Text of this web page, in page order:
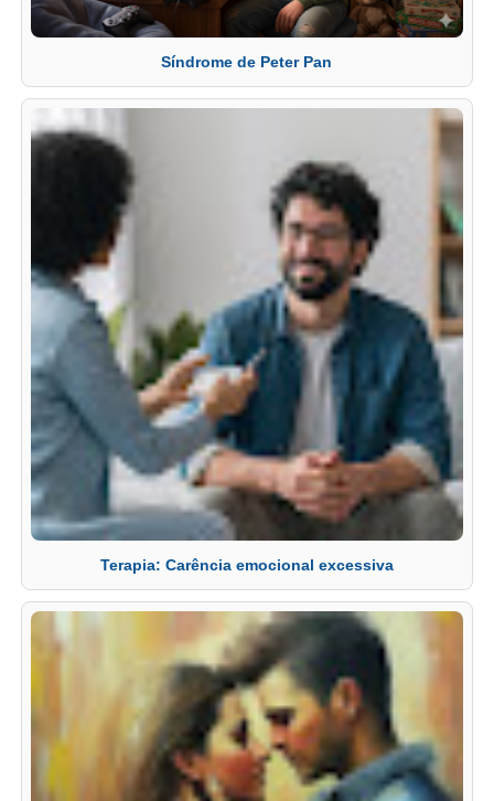
Síndrome de Peter Pan
Terapia: Carência emocional excessiva